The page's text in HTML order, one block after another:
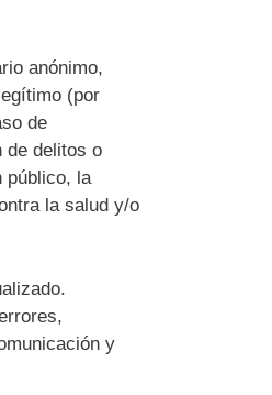
anónimo,
(por
de
de delitos o
público, la
la salud y/o
y